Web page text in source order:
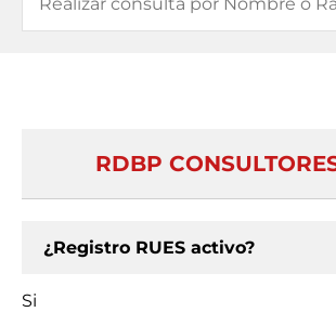
RDBP
¿Registro RUES activo?
Si